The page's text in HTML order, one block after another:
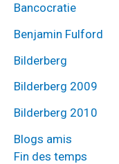
Bancocratie
Benjamin Fulford
Bilderberg
Bilderberg 2009
Bilderberg 2010
Blogs amis
Fin des temps